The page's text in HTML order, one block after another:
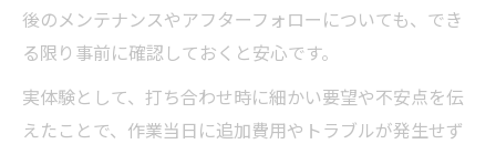
後のメンテナンスやアフターフォローについても、でき
る限り事前に確認しておくと安心です。
実体験として、打ち合わせ時に細かい要望や不安点を伝
えたことで、作業当日に追加費用やトラブルが発生せず